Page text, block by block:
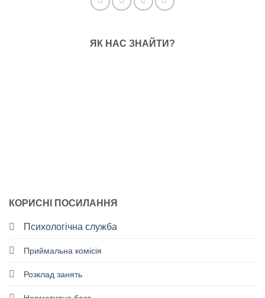
ЯК НАС ЗНАЙТИ?
КОРИСНІ ПОСИЛАННЯ
Психологічна служба
Приймальна комісія
Розклад занять